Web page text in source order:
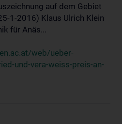
auf dem Gebiet
1-2016) Klaus Ulrich Klein
für Anäs...
web/ueber-
und-vera-weiss-preis-an-